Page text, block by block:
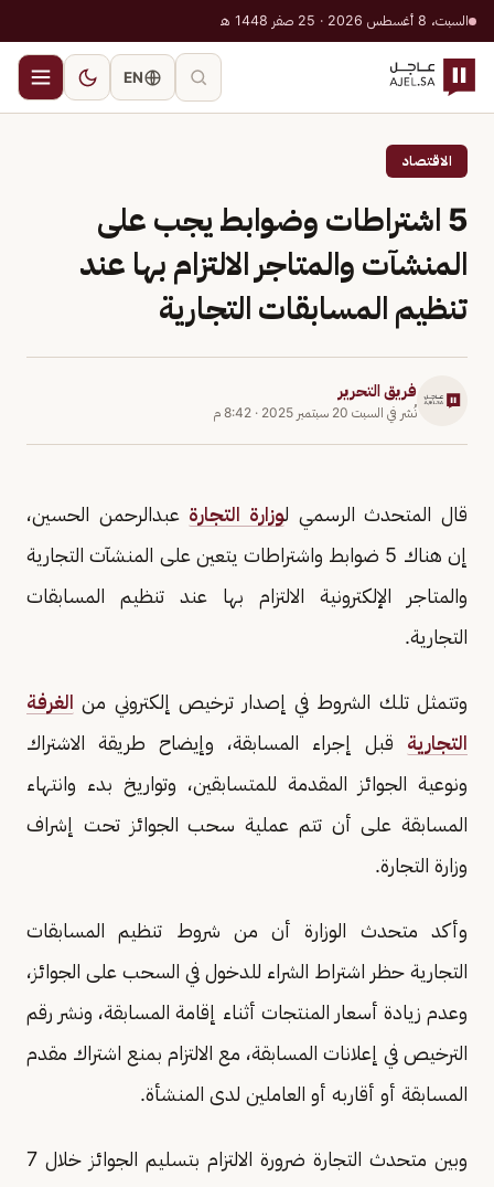
السبت، 8 أغسطس 2026 · 25 صفر 1448 هـ
EN
الاقتصاد
5 اشتراطات وضوابط يجب على
المنشآت والمتاجر الالتزام بها عند
تنظيم المسابقات التجارية
فريق التحرير
نُشر في السبت 20 سبتمبر 2025 · 8:42 م
قال المتحدث الرسمي لوزارة التجارة عبدالرحمن الحسين،
إن هناك 5 ضوابط واشتراطات يتعين على المنشآت التجارية
والمتاجر الإلكترونية الالتزام بها عند تنظيم المسابقات
التجارية.
وتتمثل تلك الشروط في إصدار ترخيص إلكتروني من الغرفة
التجارية قبل إجراء المسابقة، وإيضاح طريقة الاشتراك
ونوعية الجوائز المقدمة للمتسابقين، وتواريخ بدء وانتهاء
المسابقة على أن تتم عملية سحب الجوائز تحت إشراف
وزارة التجارة.
وأكد متحدث الوزارة أن من شروط تنظيم المسابقات
التجارية حظر اشتراط الشراء للدخول في السحب على الجوائز،
وعدم زيادة أسعار المنتجات أثناء إقامة المسابقة، ونشر رقم
الترخيص في إعلانات المسابقة، مع الالتزام بمنع اشتراك مقدم
المسابقة أو أقاربه أو العاملين لدى المنشأة.
وبين متحدث التجارة ضرورة الالتزام بتسليم الجوائز خلال 7